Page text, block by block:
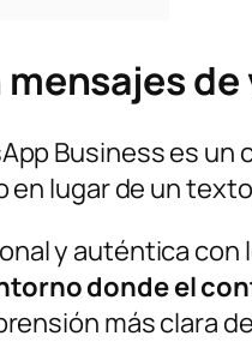
mensajes
Business es
lugar de un
y auténtica
donde el
más clara